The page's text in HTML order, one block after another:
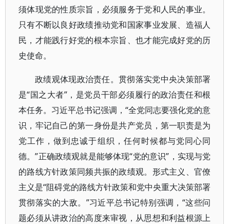
须体现党的性质宗旨，必须服务于党和人民的事业。
只有不断以良好政绩推动党和国家事业发展、造福人
民，才能践行好党的根本宗旨、也才能完成好党的历
史使命。
政绩观体现政治责任。贯彻落实党中央决策部署
是“国之大者”，是党员干部必须履行的政治责任和根
本任务。习近平总书记强调，“全党同志要强化党的意
识，牢记自己的第一身份是共产党员，第一职责是为
党工作，做到忠诚于组织，任何时候都与党同心同
德。”正确政绩观就是能够体现“党的意识”，实现与党
的路线方针政策同频共振的政绩观。形式主义、官僚
主义是“阻碍党的路线方针政策和党中央重大决策部署
贯彻落实的大敌。”习近平总书记特别强调，“这些问
题必须从讲政治的高度来审视，从思想和利益根源上